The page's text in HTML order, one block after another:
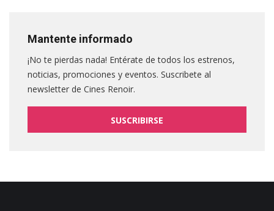
Mantente informado
¡No te pierdas nada! Entérate de todos los estrenos,
noticias, promociones y eventos. Suscribete al
newsletter de Cines Renoir.
SUSCRIBIRSE